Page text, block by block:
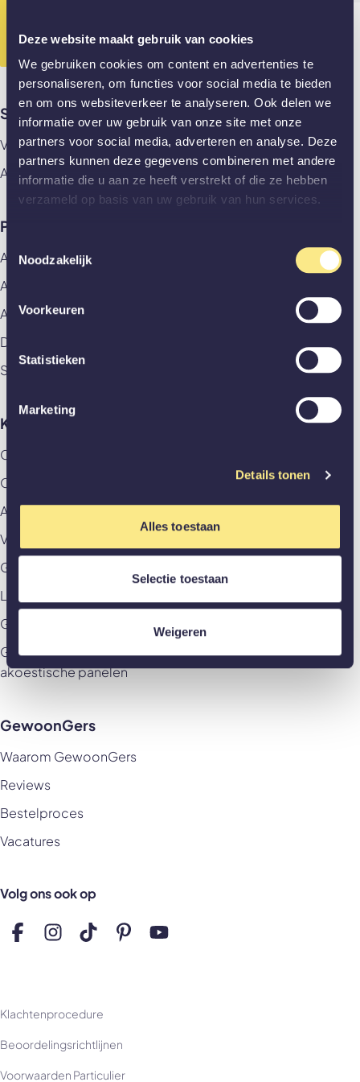
Deze website maakt gebruik van cookies
We gebruiken cookies om content en advertenties te
personaliseren, om functies voor social media te bieden
en om ons websiteverkeer te analyseren. Ook delen we
informatie over uw gebruik van onze site met onze
partners voor social media, adverteren en analyse. Deze
partners kunnen deze gegevens combineren met andere
informatie die u aan ze heeft verstrekt of die ze hebben
verzameld op basis van uw gebruik van hun services.
Noodzakelijk
Voorkeuren
Statistieken
Marketing
Details tonen
Alles toestaan
Selectie toestaan
Weigeren
010 - 307 28 89
Showrooms
Vlaardingen
Amsterdam
Producten
Alle producten
Aluminium deuren
Akoestische panelen
Deuren
Stalen deuren
Klantenservice
Contact
Offerte aanvragen
Afspraak aan huis maken
Veelgestelde vragen
GewoonZeker
Levering & betaling
Garantievoorwaarden & Herroepingsrecht
Garantievoorwaarden & Herroepingsrecht
akoestische panelen
GewoonGers
Waarom GewoonGers
Reviews
Bestelproces
Vacatures
Volg ons ook op
Volg ons op Facebook
Volg ons op Instagram
Volg ons op TikTok
Volg ons op Pinterest
Volg ons op YouTube
Klachtenprocedure
Beoordelingsrichtlijnen
Voorwaarden Particulier